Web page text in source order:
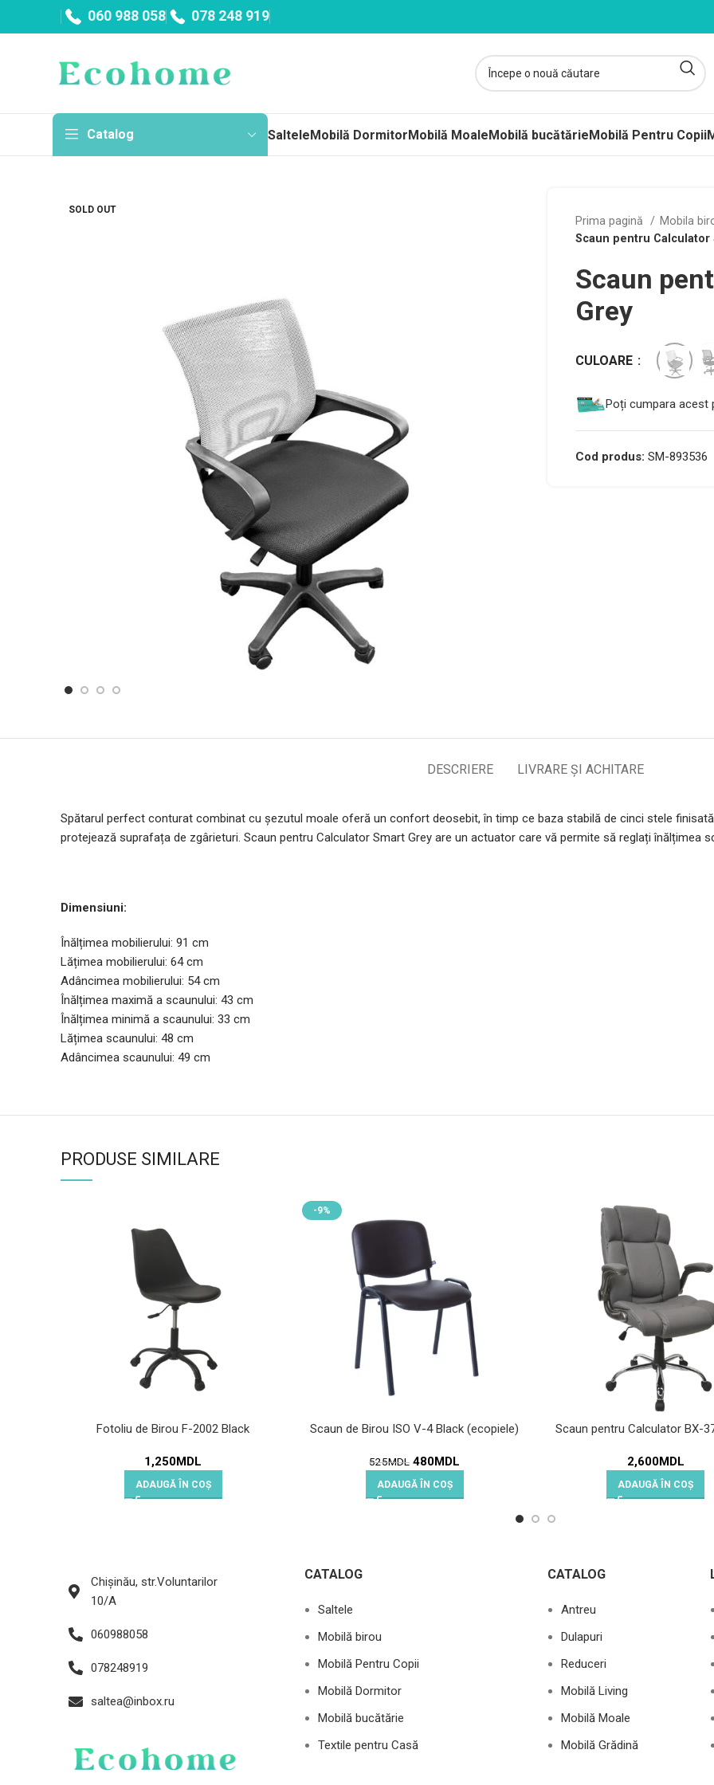
060 988 058 078 248 919
Catalog SalteleMobilă DormitorMobilă MoaleMobilă bucătărieMobilă Pentru Copii
SOLD OUT
Prima pagină
Mobila
Scaun pentru Calculator
Scaun
Grey
CULOARE
Poți cumpara acest
Cod produs: SM-893536
DESCRIERE LIVRARE ȘI ACHITARE
Spătarul perfect conturat combinat cu șezutul moale oferă un confort deosebit, în timp ce baza stabilă de cinci stele
protejează suprafața de zgârieturi. Scaun pentru Calculator Smart Grey are un actuator care vă permite să reglați înălțimea
Dimensiuni:
Înălțimea mobilierului: 91 cm
Lățimea mobilierului: 64 cm
Adâncimea mobilierului: 54 cm
Înălțimea maximă a scaunului: 43 cm
Înălțimea minimă a scaunului: 33 cm
Lățimea scaunului: 48 cm
Adâncimea scaunului: 49 cm
PRODUSE SIMILARE
Fotoliu de Birou F-2002 Black
1,250MDL
ADAUGĂ ÎN COȘ
-9%
Scaun de Birou ISO V-4 Black (ecopiele)
525MDL 480MDL
ADAUGĂ ÎN COȘ
Scaun pentru Calculator BX-
2,600MDL
ADAUGĂ ÎN COȘ
Chișinău, str.Voluntarilor
10/A
060988058
078248919
saltea@inbox.ru
CATALOG
Saltele
Mobilă birou
Mobilă Pentru Copii
Mobilă Dormitor
Mobilă bucătărie
Textile pentru Casă
CATALOG
Antreu
Dulapuri
Reduceri
Mobilă Living
Mobilă Moale
Mobilă Grădină